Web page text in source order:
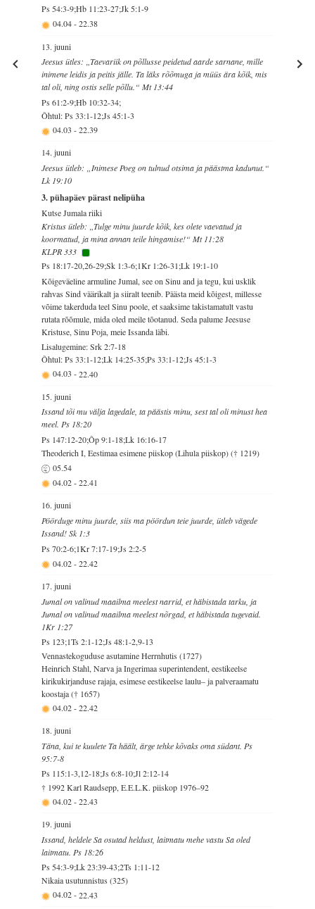
Ps 54:3-9;Hb 11:23-27;Jk 5:1-9
04.04-22.38
13. juuni
Jeesus ütles: „Taevariik on põllusse peidetud aarde sarnane, mille
inimene leidis ja peitis jälle. Ta läks rõõmuga ja müüs ära kõik, mis
tal oli, ning ostis selle põllu.“ Mt 13:44
Ps 61:2-9;Hb 10:32-34;
Õhtul: Ps 33:1-12;Js 45:1-3
04.03 -22.39
14. juuni
Jeesus ütleb: „Inimese Poeg on tulnud otsima ja päästma kadunut.“
Lk 19:10
3. pühapäev pärast nelipüha
Kutse Jumala riiki
Kristus ütleb: „Tulge minu juurde kõik, kes olete vaevatud ja
koormatud, ja mina annan teile hingamise!“ Mt 11:28
KLPR 333
Ps 18:17-20,26-29;Sk 1:3-6;1Kr 1:26-31;Lk 19:1-10
Kõigeväeline armuline Jumal, see on Sinu and ja tegu, kui usklik
rahvas Sind väärikalt ja siiralt teenib. Päästa meid kõigest, millesse
võime takerduda teel Sinu poole, et saaksime takistamatult vastu
rutata rõõmule, mida oled meile tõotanud. Seda palume Jeesuse
Kristuse, Sinu Poja, meie Issanda läbi.
Lisalugemine: Srk 2:7-18
Õhtul: Ps 33:1-12;Lk 14:25-35;Ps 33:1-12;Js 45:1-3
04.03 -22.40
15. juuni
Issand tõi mu välja lagedale, ta päästis minu, sest tal oli minust hea
meel. Ps 18:20
Ps 147:12-20;Õp 9:1-18;Lk 16:16-17
Theoderich I, Eestimaa esimene piiskop (Lihula piiskop) († 1219)
05.54
04.02-22.41
16. juuni
Pöörduge minu juurde, siis ma pöördun teie juurde, ütleb vägede
Issand! Sk 1:3
Ps 70:2-6;1Kr 7:17-19;Js 2:2-5
04.02-22.42
17. juuni
Jumal on valinud maailma meelest narrid, et häbistada tarku, ja
Jumal on valinud maailma meelest nõrgad, et häbistada tugevaid.
1Kr 1:27
Ps 123;1Ts 2:1-12;Js 48:1-2,9-13
Vennastekoguduse asutamine Herrnhutis (1727)
Heinrich Stahl, Narva ja Ingerimaa superintendent, eestikeelse
kirikukirjanduse rajaja, esimese eestikeelse laulu– ja palveraamatu
koostaja († 1657)
04.02-22.42
18. juuni
Täna, kui te kuulete Ta häält, ärge tehke kõvaks oma südant. Ps
95:7-8
Ps 115:1-3,12-18;Js 6:8-10;Jl 2:12-14
† 1992 Karl Raudsepp, E.E.L.K. piiskop 1976–92
04.02-22.43
19. juuni
Issand, heldele Sa osutad heldust, laitmatu mehe vastu Sa oled
laitmatu. Ps 18:26
Ps 54:3-9;Lk 23:39-43;2Ts 1:11-12
Nikaia usutunnistus (325)
04.02-22.43